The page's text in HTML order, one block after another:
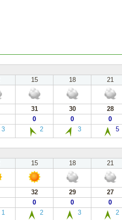
15 18
21
31 30
28
0 0
0
3 2 3 5
15 18
21
32 29
27
0 0
0
1 2 3 2